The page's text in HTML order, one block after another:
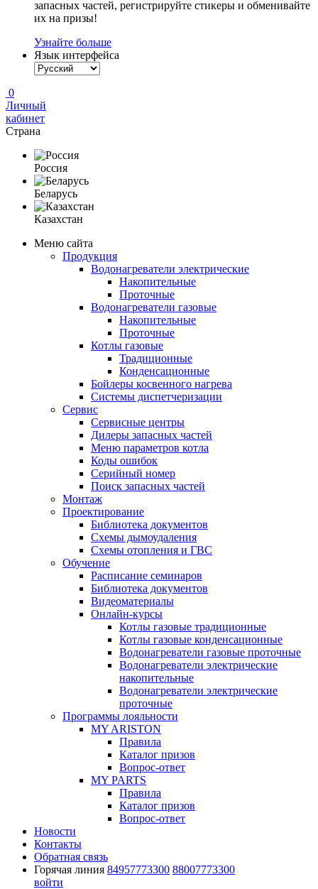
запасных частей, регистрируйте стикеры и обменивайте
их на призы!
Узнайте больше
Язык интерфейса
0
Личный
кабинет
Страна
Россия
Беларусь
Казахстан
Меню сайта
Продукция
Водонагреватели электрические
Накопительные
Проточные
Водонагреватели газовые
Накопительные
Проточные
Котлы газовые
Традиционные
Конденсационные
Бойлеры косвенного нагрева
Системы диспетчеризации
Сервис
Сервисные центры
Дилеры запасных частей
Меню параметров котла
Коды ошибок
Серийный номер
Поиск запасных частей
Монтаж
Проектирование
Библиотека документов
Схемы дымоудаления
Схемы отопления и ГВС
Обучение
Расписание семинаров
Библиотека документов
Видеоматериалы
Онлайн-курсы
Котлы газовые традиционные
Котлы газовые конденсационные
Водонагреватели газовые проточные
Водонагреватели электрические
накопительные
Водонагреватели электрические
проточные
Программы лояльности
MY ARISTON
Правила
Каталог призов
Вопрос-ответ
MY PARTS
Правила
Каталог призов
Вопрос-ответ
Новости
Контакты
Обратная связь
Горячая линия 84957773300 88007773300
войти